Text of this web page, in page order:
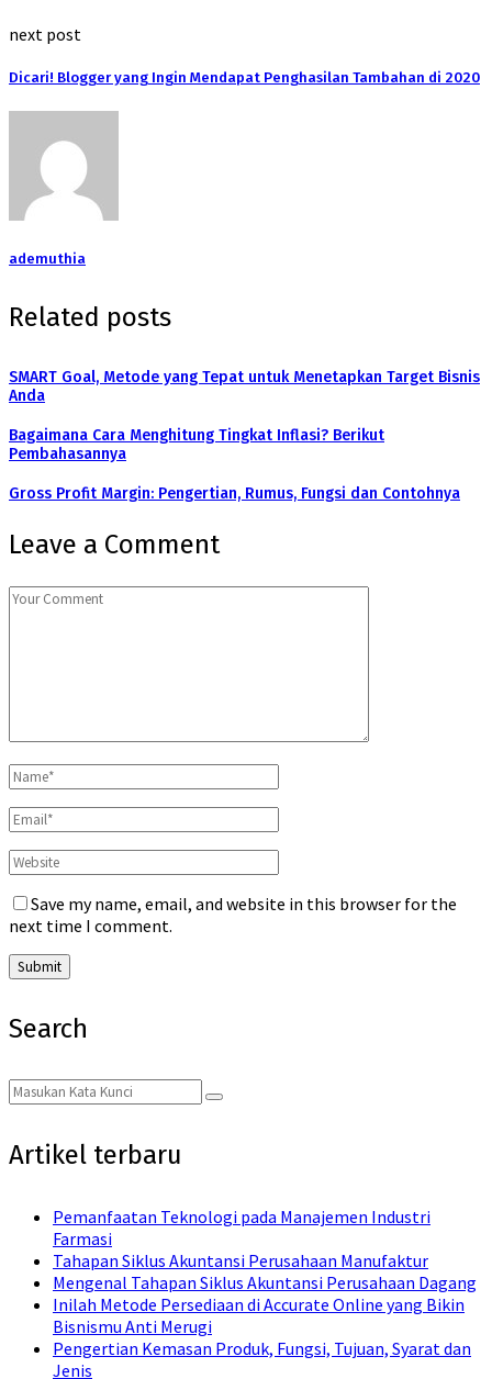
next post
Dicari! Blogger yang Ingin Mendapat Penghasilan Tambahan di 2020
ademuthia
Related posts
SMART Goal, Metode yang Tepat untuk Menetapkan Target Bisnis
Anda
Bagaimana Cara Menghitung Tingkat Inflasi? Berikut
Pembahasannya
Gross Profit Margin: Pengertian, Rumus, Fungsi dan Contohnya
Leave a Comment
Save my name, email, and website in this browser for the
next time I comment.
Search
Search
for:
Search
Artikel terbaru
Pemanfaatan Teknologi pada Manajemen Industri
Farmasi
Tahapan Siklus Akuntansi Perusahaan Manufaktur
Mengenal Tahapan Siklus Akuntansi Perusahaan Dagang
Inilah Metode Persediaan di Accurate Online yang Bikin
Bisnismu Anti Merugi
Pengertian Kemasan Produk, Fungsi, Tujuan, Syarat dan
Jenis